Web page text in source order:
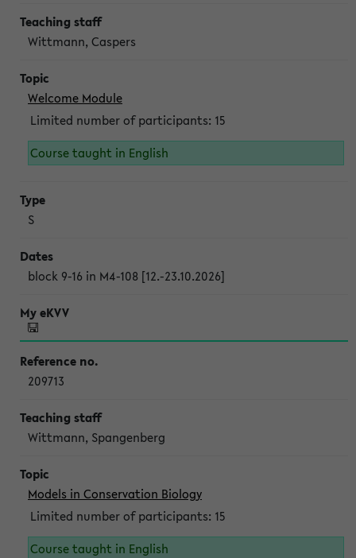
Wittmann, Caspers
Welcome Module
Limited number of participants: 15
Course taught in English
S
block 9-16 in M4-108 [12.-23.10.2026]
209713
Wittmann, Spangenberg
Models in Conservation Biology
Limited number of participants: 15
Course taught in English